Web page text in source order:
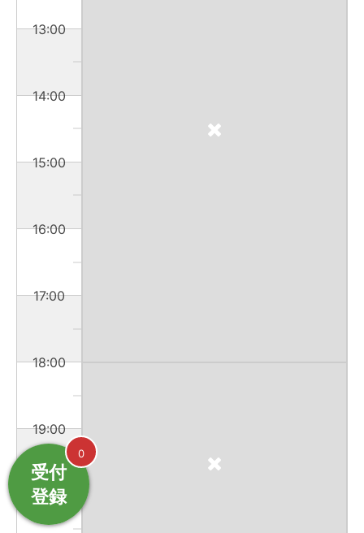
13:00
14:00
15:00
16:00
17:00
18:00
19:00
20:00
0
受付
登録